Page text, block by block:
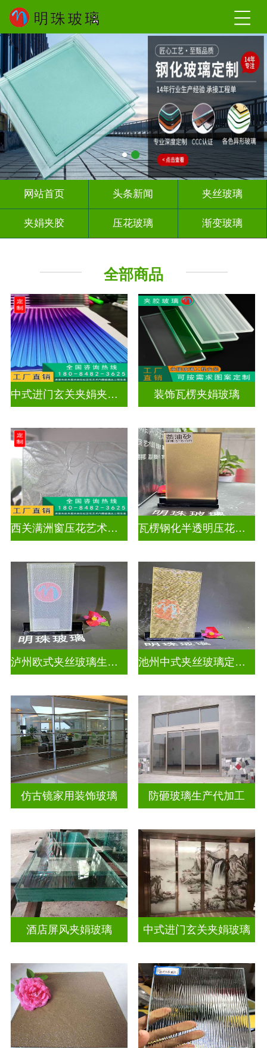
网站首页 头条新闻 夹丝玻璃
夹娟夹胶 压花玻璃 渐变玻璃
全部商品
中式进门玄关夹娟夹丝玻璃 装饰瓦楞夹娟玻璃
西关满洲窗压花艺术玻璃门窗 瓦楞钢化半透明压花玻璃
泸州欧式夹丝玻璃生产厂家地址 池州中式夹丝玻璃定做厂
仿古镜家用装饰玻璃 防砸玻璃生产代加工
酒店屏风夹娟玻璃 中式进门玄关夹娟玻璃